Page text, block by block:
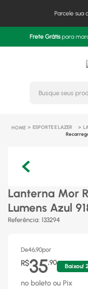
Parcele sua
Frete Grátispara
ESPORTE E LAZER
Lanterna Mor
Lumens Azul
Referência: 133294
De46,90por
R$35,90
Baixou!
no boleto ou Pix